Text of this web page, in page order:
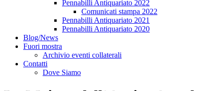
Pennabilli Antiquariato 2022
Comunicati stampa 2022
Pennabilli Antiquariato 2021
Pennabilli Antiquariato 2020
Blog/News
Fuori mostra
Archivio eventi collaterali
Contatti
Dove Siamo